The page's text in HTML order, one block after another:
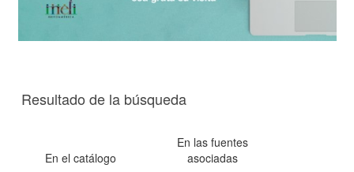
Resultado de la búsqueda
En el catálogo
En las fuentes
asociadas